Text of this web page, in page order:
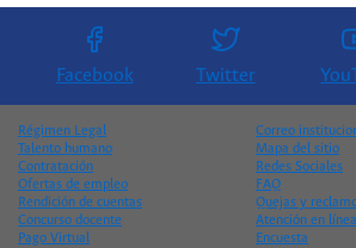
Facebook Twitter
Régimen Legal
Talento humano
Contratación
Ofertas de empleo
Rendición de cuentas
Concurso docente
Pago Virtual
Correo
Mapa del sitio
Redes Sociales
FAQ
Quejas y
Atención en línea
Encuesta